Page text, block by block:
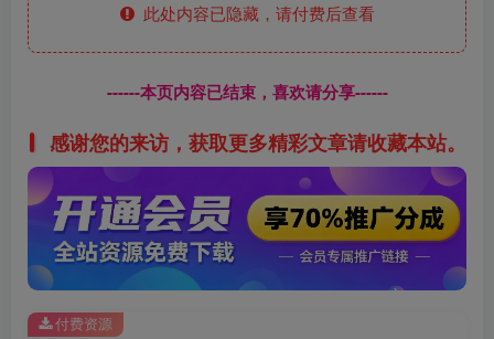
此处内容已隐藏，请付费后查看
------本页内容已结束，喜欢请分享------
感谢您的来访，获取更多精彩文章请收藏本站。
付费资源